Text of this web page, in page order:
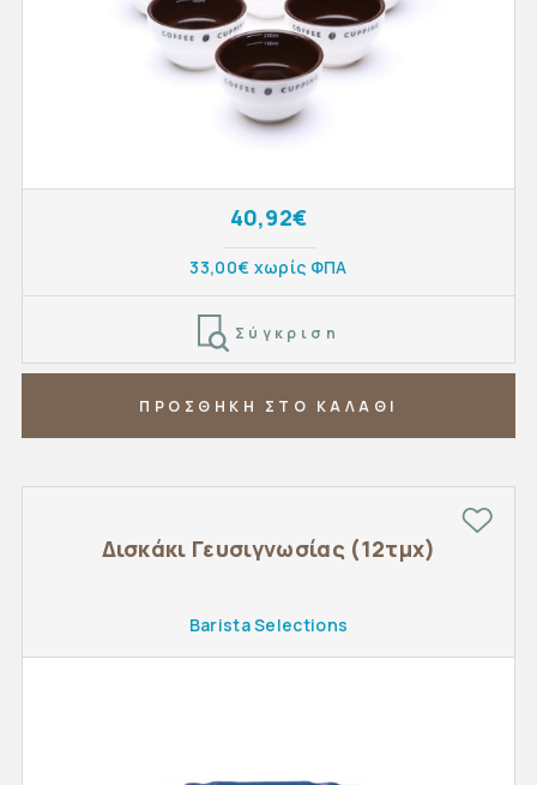
40,92€
33,00€ χωρίς ΦΠΑ
Σύγκριση
ΠΡΟΣΘΗΚΗ ΣΤΟ ΚΑΛΑΘΙ
Δισκάκι Γευσιγνωσίας (12τμχ)
Barista Selections